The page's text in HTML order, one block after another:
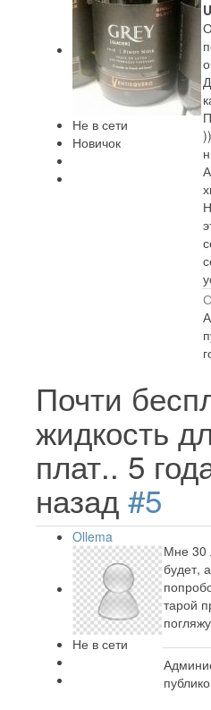
Не в сети
Новичок
Почти
жидкость
плат.. 5
назад #5
Ollema
Не в сети
Мне 30
будет,
тарой
погляжу